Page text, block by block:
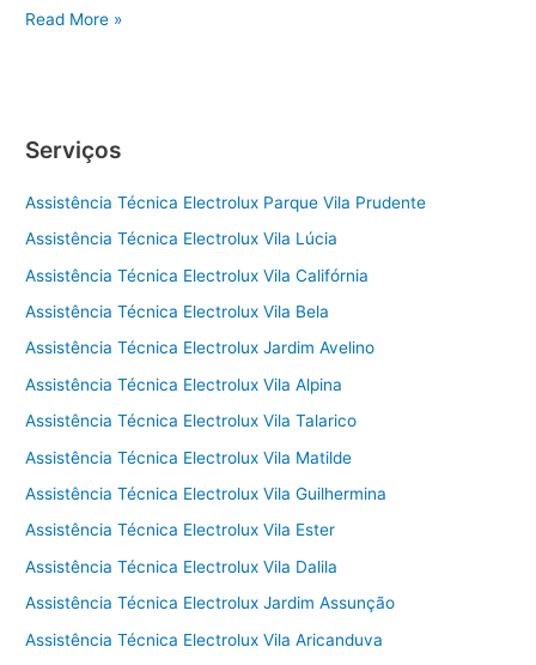
Assistência
Read More »
Serviços
Assistência Técnica Electrolux Parque Vila Prudente
Assistência Técnica Electrolux Vila Lúcia
Assistência Técnica Electrolux Vila Califórnia
Assistência Técnica Electrolux Vila Bela
Assistência Técnica Electrolux Jardim Avelino
Assistência Técnica Electrolux Vila Alpina
Assistência Técnica Electrolux Vila Talarico
Assistência Técnica Electrolux Vila Matilde
Assistência Técnica Electrolux Vila Guilhermina
Assistência Técnica Electrolux Vila Ester
Assistência Técnica Electrolux Vila Dalila
Assistência Técnica Electrolux Jardim Assunção
Assistência Técnica Electrolux Vila Aricanduva